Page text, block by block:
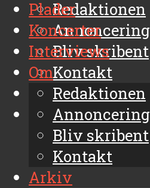
Redaktionen
Annoncering
Bliv skribent
Kontakt
Arkiv
Plader
Koncerter
Interviews
Om
Redaktionen
Annoncering
Bliv skribent
Kontakt
Arkiv